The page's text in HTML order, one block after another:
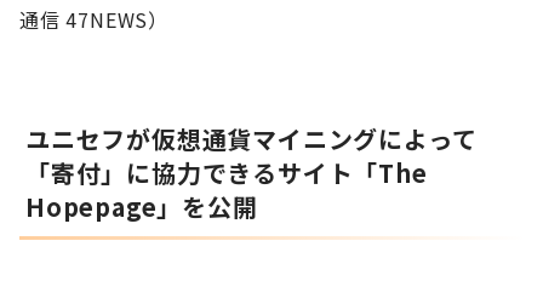
通信 47NEWS）
ユニセフが仮想通貨マイニングによって
「寄付」に協力できるサイト「The
Hopepage」を公開